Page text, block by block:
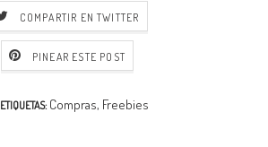
COMPARTIR EN TWITTER
PINEAR ESTE POST
ETIQUETAS: Compras, Freebies